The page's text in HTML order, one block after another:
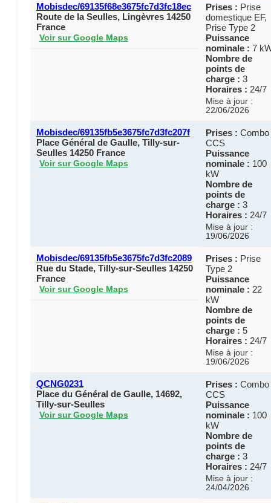
Mobisdec/69135f68e3675fc7d3fc18ec
Route de la Seulles, Lingèvres 14250
France
Voir sur Google Maps
Prises : Prise
domestique EF,
Prise Type 2
Puissance
nominale : 7
Nombre de
points de
charge : 3
Horaires : 24/7
Mise à jour :
22/06/2026
Mobisdec/69135fb5e3675fc7d3fc207f
Place Général de Gaulle, Tilly-sur-
Seulles 14250 France
Voir sur Google Maps
Prises : Combo
CCS
Puissance
nominale : 100
kW
Nombre de
points de
charge : 3
Horaires : 24/7
Mise à jour :
19/06/2026
Mobisdec/69135fb5e3675fc7d3fc2089
Rue du Stade, Tilly-sur-Seulles 14250
France
Voir sur Google Maps
Prises : Prise
Type 2
Puissance
nominale : 22
kW
Nombre de
points de
charge : 5
Horaires : 24/7
Mise à jour :
19/06/2026
QCNG0231
Place du Général de Gaulle, 14692,
Tilly-sur-Seulles
Voir sur Google Maps
Prises : Combo
CCS
Puissance
nominale : 100
kW
Nombre de
points de
charge : 3
Horaires : 24/7
Mise à jour :
24/04/2026